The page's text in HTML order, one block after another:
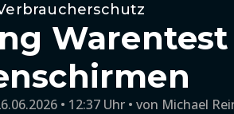
Warentest
• 12:37 Uhr von Michael